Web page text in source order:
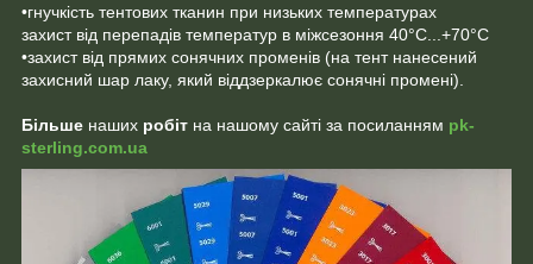
•гнучкість тентових тканин при низьких температурах
захист від перепадів температур в міжсезоння 40°C...+70°C
•захист від прямих сонячних променів (на тент нанесений
захисний шар лаку, який віддзеркалює сонячні промені).
Більше наших робіт на нашому сайті за посиланням pk-
sterling.com.ua